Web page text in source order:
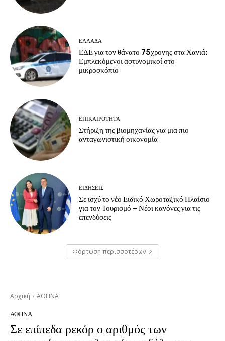
ΕΛΛΑΔΑ
ΕΔΕ για τον θάνατο 75χρονης στα Χανιά:
Εμπλεκόμενοι αστυνομικοί στο
μικροσκόπιο
ΕΠΙΚΑΙΡΟΤΗΤΑ
Στήριξη της βιομηχανίας για μια πιο
ανταγωνιστική οικονομία
ΕΙΔΗΣΕΙΣ
Σε ισχύ το νέο Ειδικό Χωροταξικό Πλαίσιο
για τον Τουρισμό – Νέοι κανόνες για τις
επενδύσεις
Φόρτωση περισσοτέρων